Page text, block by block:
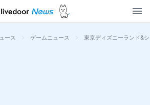
ース > ゲームニュース > 東京ディズニーランド&